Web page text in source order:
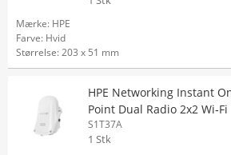
Mærke: HPE
Farve: Hvid
Størrelse: 203 x 51 mm
HPE Networking Instant
Point Dual Radio 2x2 Wi‑Fi
S1T37A
1 Stk